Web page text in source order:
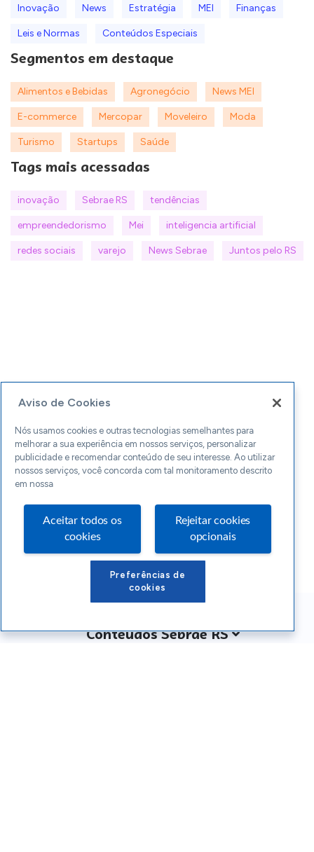
Inovação News Estratégia MEI Finanças
Leis e Normas Conteúdos Especiais
Segmentos em destaque
Alimentos e Bebidas Agronegócio News MEI
E-commerce Mercopar Moveleiro Moda
Turismo Startups Saúde
Tags mais acessadas
inovação Sebrae RS tendências
empreendedorismo Mei inteligencia artificial
redes sociais varejo News Sebrae Juntos pelo RS
Conteúdos Sebrae RS
Aviso de Cookies
Nós usamos cookies e outras tecnologias semelhantes para
melhorar a sua experiência em nossos serviços, personalizar
publicidade e recomendar conteúdo de seu interesse. Ao utilizar
nossos serviços, você concorda com tal monitoramento descrito
em nossa
Aceitar todos os
cookies
Rejeitar cookies
opcionais
Preferências de
cookies